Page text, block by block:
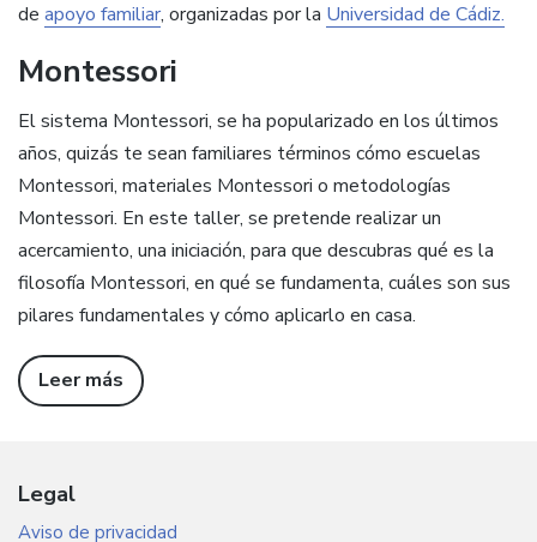
de apoyo familiar, organizadas por la Universidad de Cádiz.
Montessori
El sistema Montessori, se ha popularizado en los últimos
años, quizás te sean familiares términos cómo escuelas
Montessori, materiales Montessori o metodologías
Montessori. En este taller, se pretende realizar un
acercamiento, una iniciación, para que descubras qué es la
filosofía Montessori, en qué se fundamenta, cuáles son sus
pilares fundamentales y cómo aplicarlo en casa.
Leer más
Legal
Aviso de privacidad